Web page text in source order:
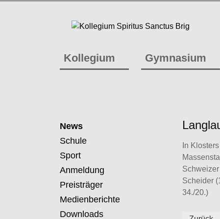
Kollegium Gymnasium
News
Schule
Sport
Anmeldung
Preisträger
Medienberichte
Downloads
In
Scheider
34./20.)